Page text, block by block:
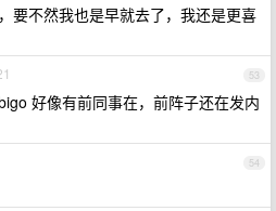
要不然我也是早就去了，我还是更喜
53
好像有前同事在，前阵子还在发内
54